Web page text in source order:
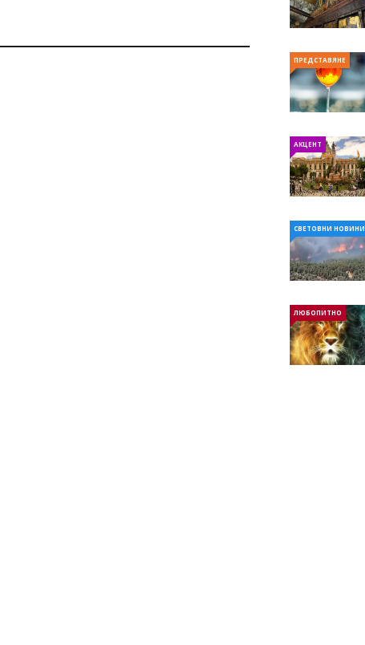
ПРЕДСТАВЯНЕ
АКЦЕНТ
СВЕТОВНИ НОВИНИ
ЛЮБОПИТНО